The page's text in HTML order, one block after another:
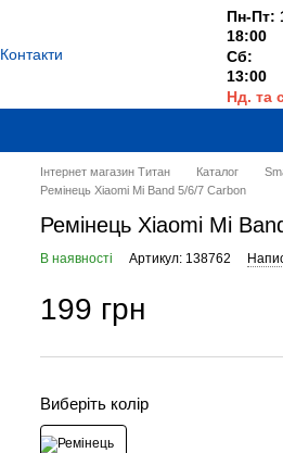
Контакти
Пн-Пт:
18:00
Сб:
13:00
Нд. та
Інтернет магазин Титан Каталог
Ремінець Xiaomi Mi Band 5/6/7 Carbon
Ремінець Xiaomi Mi
В наявності Артикул: 138762
199 грн
Виберіть колір